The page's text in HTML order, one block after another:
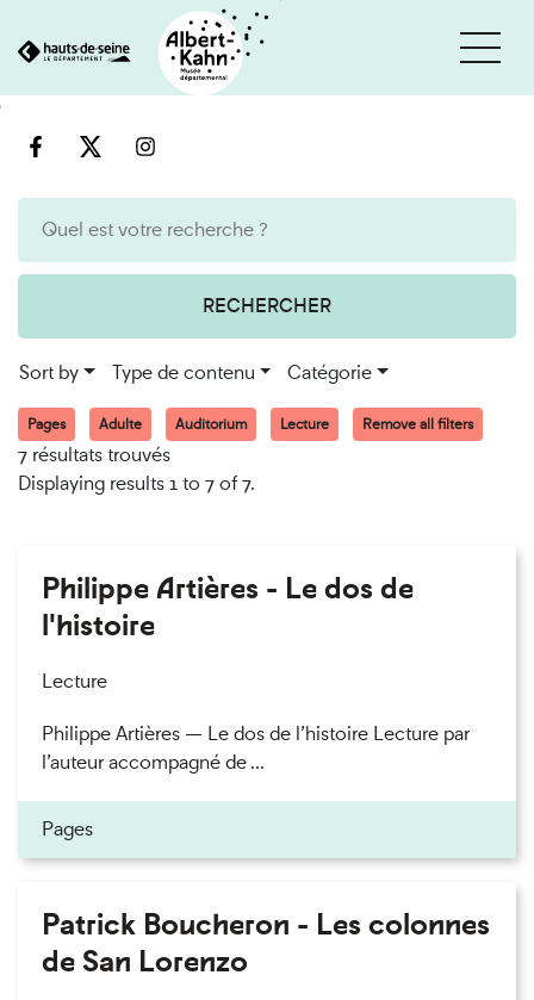
engine
RECHERCHER
Sort by Type de contenu Catégorie
Pages Adulte Auditorium Lecture Remove all filters
7 résultats trouvés
Displaying results 1 to 7 of 7.
Philippe Artières - Le dos de
l'histoire
Lecture
Philippe Artières — Le dos de l’histoire Lecture par
l’auteur accompagné de ...
Pages
Patrick Boucheron - Les colonnes
de San Lorenzo
Cookies management panel